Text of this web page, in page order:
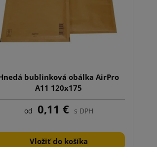
bublinková obálka AirPro
A11 120x175
od 0,11 € s DPH
Vložiť do košíka